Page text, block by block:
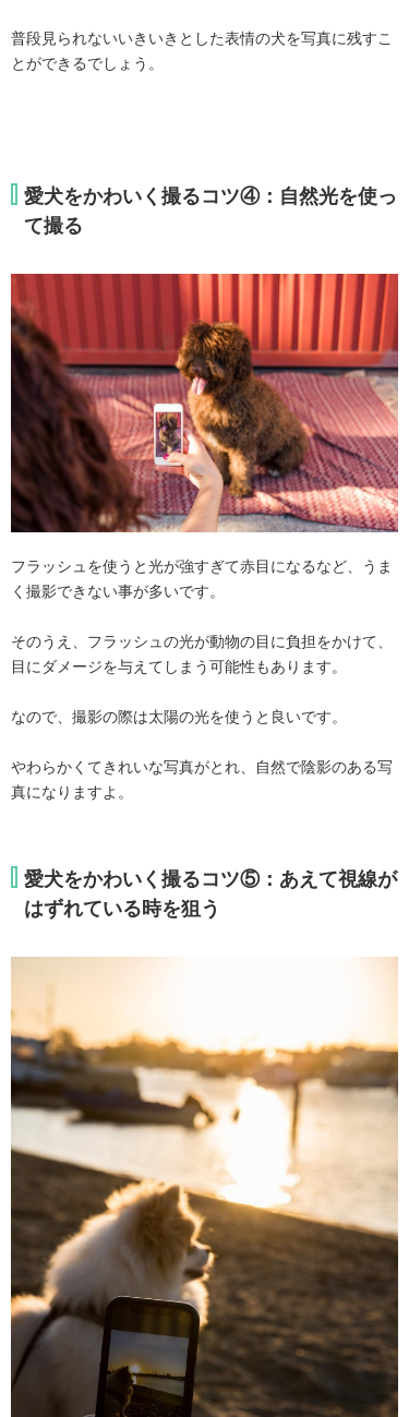
普段見られないいきいきとした表情の犬を写真に残すこ
とができるでしょう。
愛犬をかわいく撮るコツ④：自然光を使っ
て撮る
フラッシュを使うと光が強すぎて赤目になるなど、うま
く撮影できない事が多いです。
そのうえ、フラッシュの光が動物の目に負担をかけて、
目にダメージを与えてしまう可能性もあります。
なので、撮影の際は太陽の光を使うと良いです。
やわらかくてきれいな写真がとれ、自然で陰影のある写
真になりますよ。
愛犬をかわいく撮るコツ⑤：あえて視線が
はずれている時を狙う